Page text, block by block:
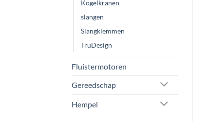
Kogelkranen
slangen
Slangklemmen
TruDesign
Fluistermotoren
Gereedschap
Hempel